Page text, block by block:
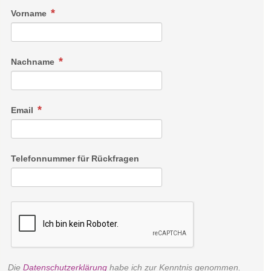
Doppelzimmer St. Vigil TALBLICK ohne Balkon
Zirbenholz, Glas, Stein: Das Interieur dieses Doppelzimmers
ist von der Natur vor dem Fenster inspiriert. Genießen Sie
den Blick auf das Tal, während Sie es sich auf dem Bett
ausgestattet, was Sie benötigen: Telefon, Flachbildfernseher,
Vorname
Nachname
Email
Telefonnummer für Rückfragen
Die Datenschutzerklärung habe ich zur Kenntnis genommen.